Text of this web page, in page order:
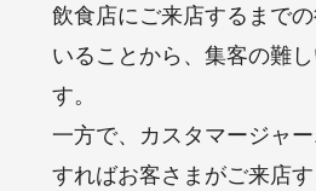
飲食店にご来店するまで
いることから、集客の難
す。
一方で、カスタマージャ
すればお客さまがご来店